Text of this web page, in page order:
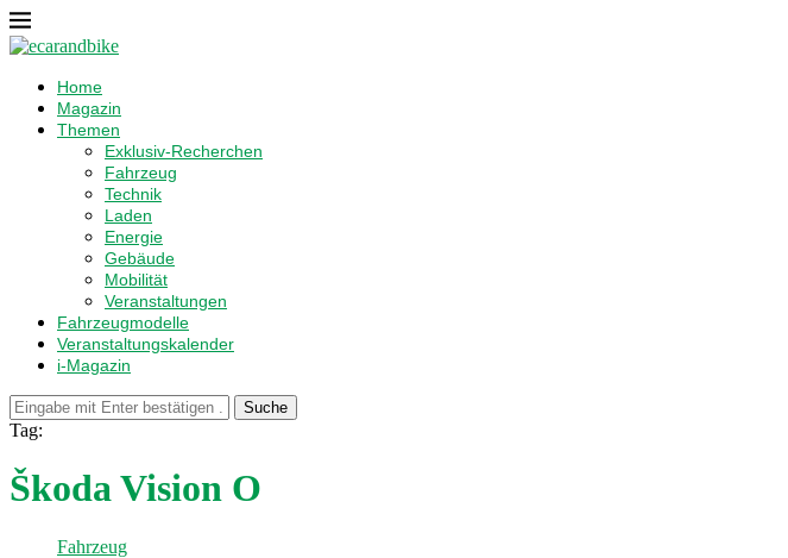
Home
Magazin
Themen
Exklusiv-Recherchen
Fahrzeug
Technik
Laden
Energie
Gebäude
Mobilität
Veranstaltungen
Fahrzeugmodelle
Veranstaltungskalender
i-Magazin
Suche
Tag:
Škoda Vision O
Fahrzeug